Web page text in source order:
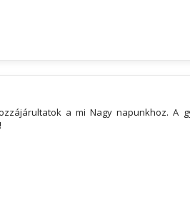
a mi Nagy napunkhoz. A